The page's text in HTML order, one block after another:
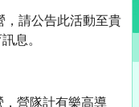
請公告此活動至貴
息。
營隊計有樂高導